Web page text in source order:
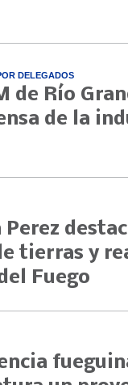
DELEGADOS
de Río
de la
Perez
tierras y
Fuego